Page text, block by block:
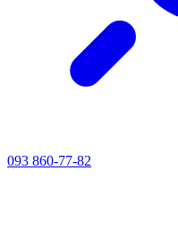
093 860-77-82